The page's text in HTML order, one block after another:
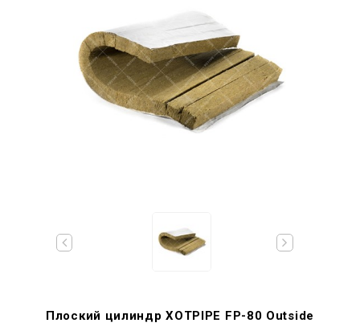
Плоский цилиндр XOTPIPE FP-80 Outside